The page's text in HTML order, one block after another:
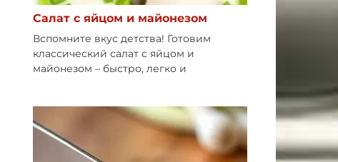
Салат с яйцом и майонезом
Вспомните вкус детства! Готовим
классический салат с яйцом и
майонезом – быстро, легко и